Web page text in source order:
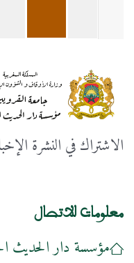
الاشتراك في النشرة
معلومات للاتصال
مؤسسة دار الحديث